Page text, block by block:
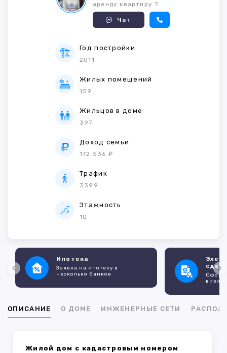
аренду квартиру ?
Чат
Год постройки
2011
Жилых помещений
159
Жильцов в доме
397
Доход семьи
172 536 ₽
Трафик
3399
Этажность
10
Ипотека
Заявка на ипотеку в
несколько банков
ОПИСАНИЕ О ДОМЕ ИНЖЕНЕРНЫЕ СЕТИ
Жилой дом с кадастровым номером